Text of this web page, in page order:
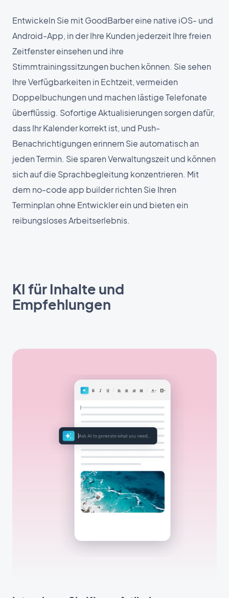
Entwickeln Sie mit GoodBarber eine native iOS- und
Android-App, in der Ihre Kunden jederzeit Ihre freien
Zeitfenster einsehen und ihre
Stimmtrainingssitzungen buchen können. Sie sehen
Ihre Verfügbarkeiten in Echtzeit, vermeiden
Doppelbuchungen und machen lästige Telefonate
überflüssig. Sofortige Aktualisierungen sorgen dafür,
dass Ihr Kalender korrekt ist, und Push-
Benachrichtigungen erinnern Sie automatisch an
jeden Termin. Sie sparen Verwaltungszeit und können
sich auf die Sprachbegleitung konzentrieren. Mit
dem no-code app builder richten Sie Ihren
Terminplan ohne Entwickler ein und bieten ein
reibungsloses Arbeitserlebnis.
KI für Inhalte und
Empfehlungen